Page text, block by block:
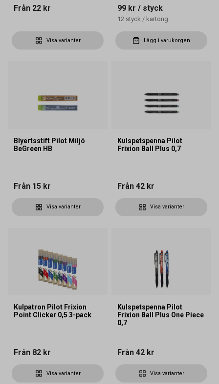
Från 22 kr
Visa varianter
99 kr / styck
12 styck / kartong
Lägg i varukorgen
Blyertsstift Pilot Miljö
BeGreen HB
Från 15 kr
Visa varianter
Kulspetspenna Pilot
Frixion Ball Plus 0,7
Från 42 kr
Visa varianter
Kulpatron Pilot Frixion
Point Clicker 0,5 3-pack
Från 82 kr
Visa varianter
Kulspetspenna Pilot
Frixion Ball Plus One Piece
0,7
Från 42 kr
Visa varianter